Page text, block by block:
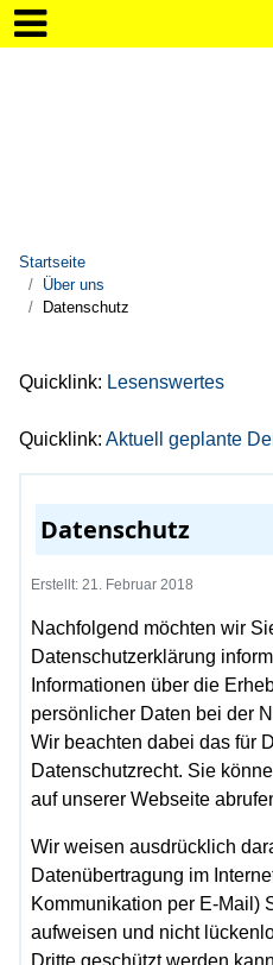
Startseite
Über uns
Datenschutz
Quicklink: Lesenswertes
Quicklink: Aktuell geplante
Datenschutz
Erstellt: 21. Februar 2018
Nachfolgend möchten wir
Datenschutzerklärung
Informationen über die
persönlicher Daten bei der
Wir beachten dabei das für
Datenschutzrecht. Sie
auf unserer Webseite
Wir weisen ausdrücklich
Datenübertragung im
Kommunikation per E-Mail)
aufweisen und nicht
Dritte geschützt werden